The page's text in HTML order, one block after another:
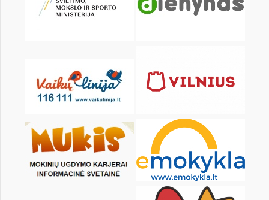
Pr An
1
2 3
6 7 8 9 10
16 17